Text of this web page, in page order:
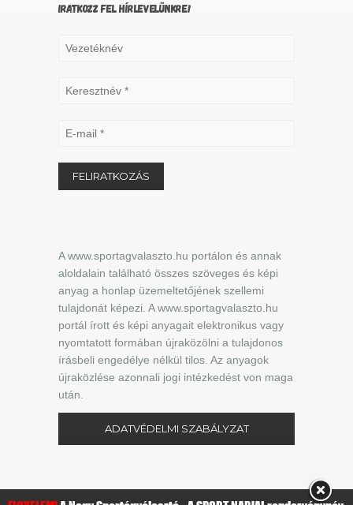
IRATKOZZ FEL HÍRLEVELÜNKRE!
A www.sportagvalaszto.hu portálon és annak
aloldalain található összes szöveges és képi
anyag a honlap üzemeltetőjének szellemi
tulajdonát képezi. A www.sportagvalaszto.hu
portál írott és képi anyagait elektronikus vagy
nyomtatott formában újraközölni a tulajdonos
írásbeli engedélye nélkül tilos. Az anyagok
újraközlése azonnali jogi intézkedést von maga
után.
ADATVÉDELMI SZABÁLYZAT